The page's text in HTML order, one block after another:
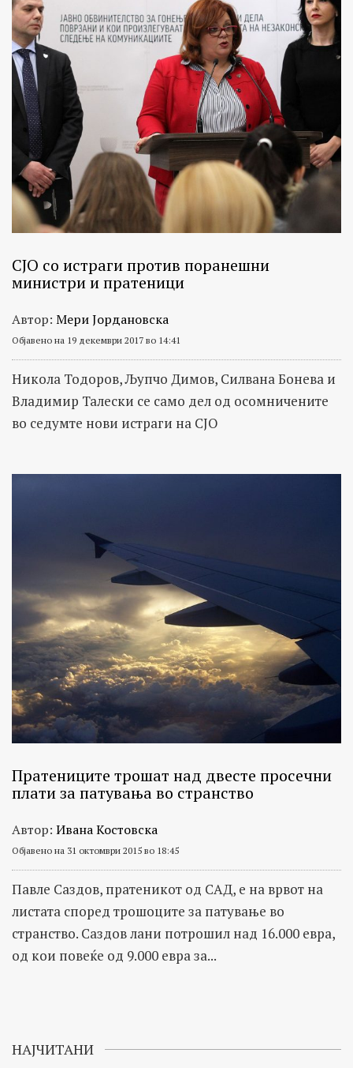
СЈО со истраги против поранешни
министри и пратеници
Автор: Мери Јордановска
Објавено на 19 декември 2017 во 14:41
Никола Тодоров, Љупчо Димов, Силвана Бонева и
Владимир Талески се само дел од осомничените
во седумте нови истраги на СЈО
Пратениците трошат над двесте просечни
плати за патувања во странство
Автор: Ивана Костовска
Објавено на 31 октомври 2015 во 18:45
Павле Саздов, пратеникот од САД, е на врвот на
листата според трошоците за патување во
странство. Саздов лани потрошил над 16.000 евра,
од кои повеќе од 9.000 евра за...
НАЈЧИТАНИ